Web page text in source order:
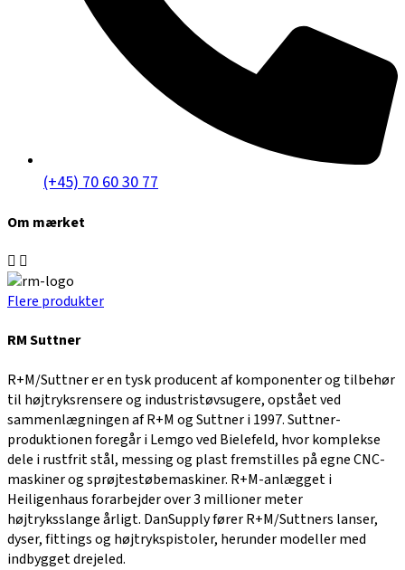
(+45) 70 60 30 77
Om mærket
Flere produkter
RM Suttner
R+M/Suttner er en tysk producent af komponenter og tilbehør
til højtryksrensere og industristøvsugere, opstået ved
sammenlægningen af R+M og Suttner i 1997. Suttner-
produktionen foregår i Lemgo ved Bielefeld, hvor komplekse
dele i rustfrit stål, messing og plast fremstilles på egne CNC-
maskiner og sprøjtestøbemaskiner. R+M-anlægget i
Heiligenhaus forarbejder over 3 millioner meter
højtryksslange årligt. DanSupply fører R+M/Suttners lanser,
dyser, fittings og højtrykspistoler, herunder modeller med
indbygget drejeled.